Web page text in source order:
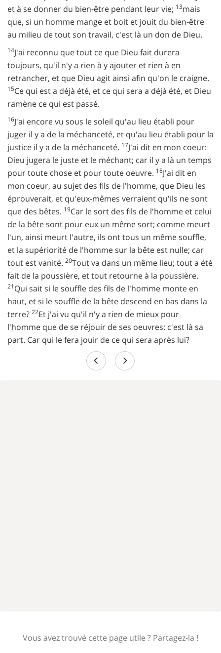
et à se donner du bien-être pendant leur vie; 13mais
que, si un homme mange et boit et jouit du bien-être
au milieu de tout son travail, c'est là un don de Dieu.
14J'ai reconnu que tout ce que Dieu fait durera
toujours, qu'il n'y a rien à y ajouter et rien à en
retrancher, et que Dieu agit ainsi afin qu'on le craigne.
15Ce qui est a déjà été, et ce qui sera a déjà été, et Dieu
ramène ce qui est passé.
16J'ai encore vu sous le soleil qu'au lieu établi pour
juger il y a de la méchanceté, et qu'au lieu établi pour la
justice il y a de la méchanceté. 17J'ai dit en mon coeur:
Dieu jugera le juste et le méchant; car il y a là un temps
pour toute chose et pour toute oeuvre. 18J'ai dit en
mon coeur, au sujet des fils de l'homme, que Dieu les
éprouverait, et qu'eux-mêmes verraient qu'ils ne sont
que des bêtes. 19Car le sort des fils de l'homme et celui
de la bête sont pour eux un même sort; comme meurt
l'un, ainsi meurt l'autre, ils ont tous un même souffle,
et la supériorité de l'homme sur la bête est nulle; car
tout est vanité. 20Tout va dans un même lieu; tout a été
fait de la poussière, et tout retourne à la poussière.
21Qui sait si le souffle des fils de l'homme monte en
haut, et si le souffle de la bête descend en bas dans la
terre? 22Et j'ai vu qu'il n'y a rien de mieux pour
l'homme que de se réjouir de ses oeuvres: c'est là sa
part. Car qui le fera jouir de ce qui sera après lui?
Vous avez trouvé cette page utile ? Partagez-la !